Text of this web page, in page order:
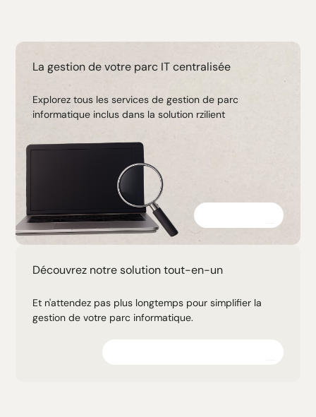
La gestion de votre parc IT centralisée
Explorez tous les services de gestion de parc
informatique inclus dans la solution rzilient
Découvrez notre solution tout-en-un
Et n'attendez pas plus longtemps pour simplifier la
gestion de votre parc informatique.